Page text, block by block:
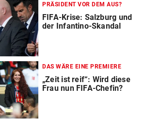
PRÄSIDENT VOR DEM AUS?
FIFA-Krise: Salzburg und
der Infantino-Skandal
DAS WÄRE EINE PREMIERE
„Zeit ist reif“: Wird diese
Frau nun FIFA-Chefin?